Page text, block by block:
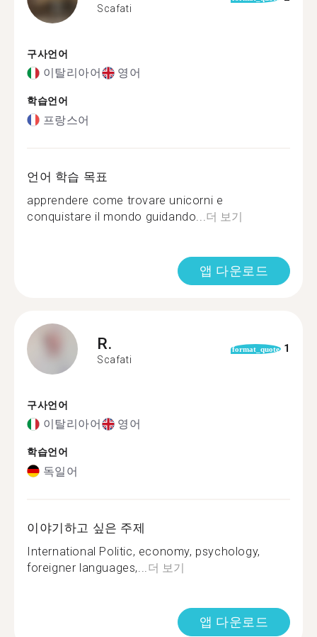
Scafati
구사언어
이탈리아어 영어
학습언어
프랑스어
언어 학습 목표
apprendere come trovare unicorni e
conquistare il mondo guidando... 더 보기
앱 다운로드
R.
Scafati
format_quote 1
구사언어
이탈리아어 영어
학습언어
독일어
이야기하고 싶은 주제
International Politic, economy, psychology,
foreigner languages,... 더 보기
앱 다운로드